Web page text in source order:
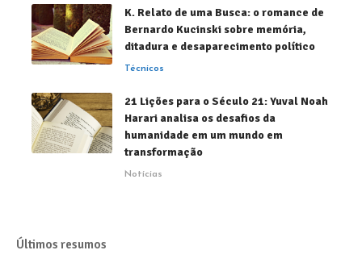
K. Relato de uma Busca: o romance de
Bernardo Kucinski sobre memória,
ditadura e desaparecimento político
Técnicos
21 Lições para o Século 21: Yuval Noah
Harari analisa os desafios da
humanidade em um mundo em
transformação
Notícias
Últimos resumos